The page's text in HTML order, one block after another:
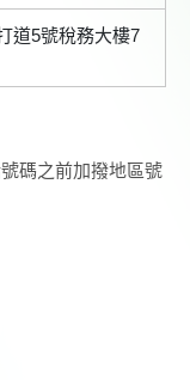
道5號稅務大樓7
碼之前加撥地區號